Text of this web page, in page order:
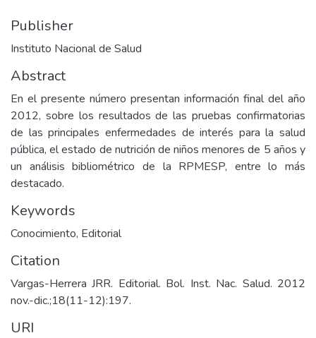
Publisher
Instituto Nacional de Salud
Abstract
En el presente número presentan información final del año
2012, sobre los resultados de las pruebas confirmatorias
de las principales enfermedades de interés para la salud
pública, el estado de nutrición de niños menores de 5 años y
un análisis bibliométrico de la RPMESP, entre lo más
destacado.
Keywords
Conocimiento, Editorial
Citation
Vargas-Herrera JRR. Editorial. Bol. Inst. Nac. Salud. 2012
nov.-dic.;18(11-12):197.
URI